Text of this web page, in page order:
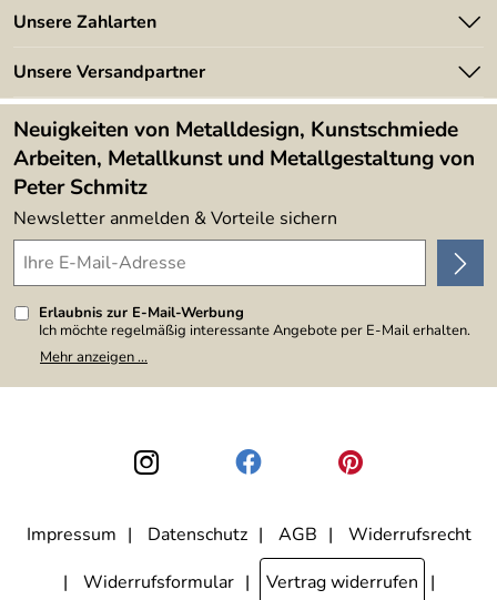
Kundeninformationen
Newsletter
Lieferbedingungen
Angebote
Kundenbewertungen (394)
4,9/5
Unsere Zahlarten
Unsere Versandpartner
Neuigkeiten von Metalldesign, Kunstschmiede
Arbeiten, Metallkunst und Metallgestaltung von
Peter Schmitz
Newsletter anmelden & Vorteile sichern
Erlaubnis zur E-Mail-Werbung
Ich möchte regelmäßig interessante Angebote per E-Mail erhalten.
Meine E-Mail-Adresse wird nicht an andere Unternehmen
weitergegeben. Zu statistischen Zwecken wird in anonymer Form
den Link "Abmelden" am Ende des Newsletters anklicke. Die
Datenschutzerklärung
habe ich zur Kenntnis genommen.
Mehr anzeigen ...
Impressum Datenschutz AGB
Widerrufsrecht
Widerrufsformular
Vertrag widerrufen